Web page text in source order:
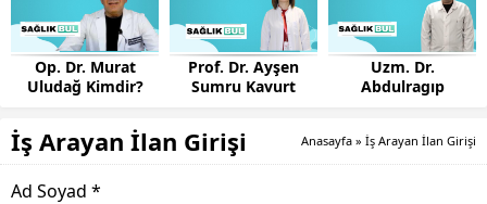
Op. Dr. Murat
Uludağ Kimdir?
Prof. Dr. Ayşen
Sumru Kavurt
Uzm. Dr.
Abdulragıp
İş Arayan İlan Girişi Anasayfa » İş Arayan İlan Girişi
Ad Soyad *